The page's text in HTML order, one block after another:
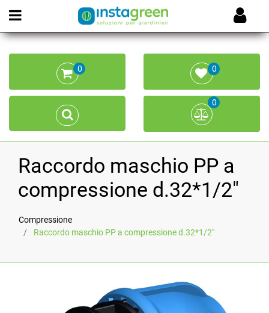
Open menu
0 0
0
Raccordo maschio PP a
compressione d.32*1/2"
Compressione
Raccordo maschio PP a compressione d.32*1/2"